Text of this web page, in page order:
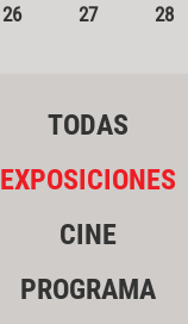
26 27 28
TODAS
EXPOSICIONES
CINE
PROGRAMA